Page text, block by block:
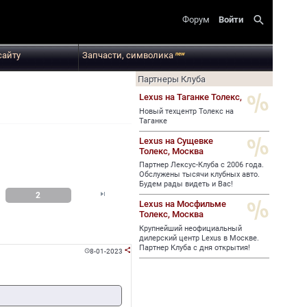
Форум Войти search
Запчасти, символикаnew
2 
8-01-2023 
Партнеры Клуба
Lexus на Таганке Толекс,
Новый техцентр Толекс на
Таганке
Lexus на Сущевке
Толекс, Москва
Партнер Лексус-Клуба с 2006 года.
Обслужены тысячи клубных авто.
Будем рады видеть и Вас!
Lexus на Мосфильме
Толекс, Москва
Крупнейший неофициальный
дилерский центр Lexus в Москве.
Партнер Клуба с дня открытия!